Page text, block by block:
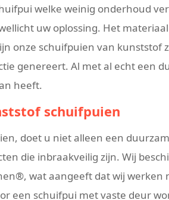
welke weinig onderhoud
uw oplossing. Het
onze schuifpuien van kunststof
genereert. Al met al echt een
heeft.
schuifpuien
doet u niet alleen een
die inbraakveilig zijn. Wij
wat aangeeft dat wij werken
een schuifpui met vaste deur